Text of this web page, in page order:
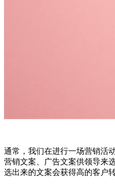
通常，我们在进行一场营销活
营销文案、广告文案供领导来
选出来的文案会获得高的客户转